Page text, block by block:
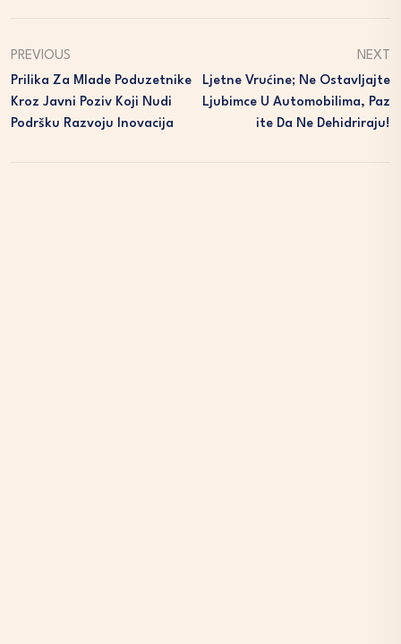
PREVIOUS
Prilika Za Mlade Poduzetnike
Kroz Javni Poziv Koji Nudi
Podršku Razvoju Inovacija
NEXT
Ljetne Vrućine; Ne Ostavljajte
Ljubimce U Automobilima, Paz
Ite Da Ne Dehidriraju!